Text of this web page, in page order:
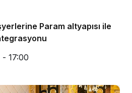
Param altyapısı ile
- 17:00